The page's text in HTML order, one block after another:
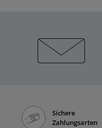
Sichere
Zahlungsarten